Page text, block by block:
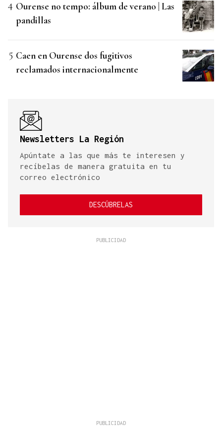
Ourense no tempo: álbum de verano | Las
pandillas
Caen en Ourense dos fugitivos
reclamados internacionalmente
Newsletters La Región
Apúntate a las que más te interesen y
recíbelas de manera gratuita en tu
correo electrónico
DESCÚBRELAS